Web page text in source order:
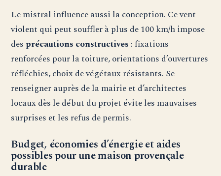
Le mistral influence aussi la conception. Ce vent
violent qui peut souffler à plus de 100 km/h impose
des précautions constructives : fixations
renforcées pour la toiture, orientations d’ouvertures
réfléchies, choix de végétaux résistants. Se
renseigner auprès de la mairie et d’architectes
locaux dès le début du projet évite les mauvaises
surprises et les refus de permis.
Budget, économies d’énergie et aides
possibles pour une maison provençale
durable